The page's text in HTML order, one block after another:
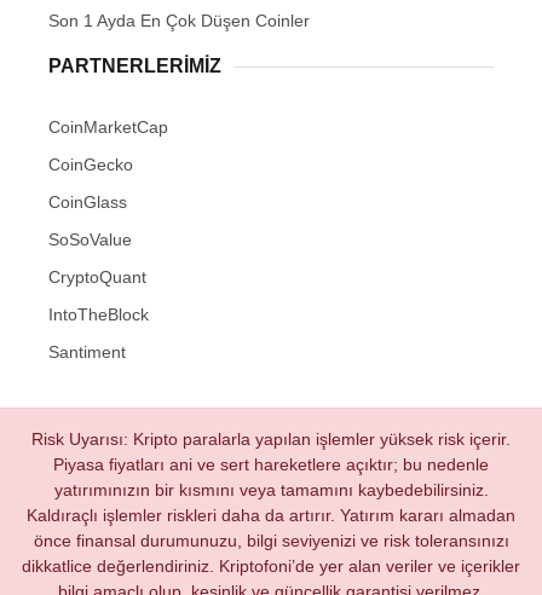
Son 1 Ayda En Çok Düşen Coinler
PARTNERLERIMIZ
CoinMarketCap
CoinGecko
CoinGlass
SoSoValue
CryptoQuant
IntoTheBlock
Santiment
Risk Uyarısı: Kripto paralarla yapılan işlemler yüksek risk içerir.
Piyasa fiyatları ani ve sert hareketlere açıktır; bu nedenle
yatırımınızın bir kısmını veya tamamını kaybedebilirsiniz.
Kaldıraçlı işlemler riskleri daha da artırır. Yatırım kararı almadan
önce finansal durumunuzu, bilgi seviyenizi ve risk toleransınızı
dikkatlice değerlendiriniz. Kriptofoni’de yer alan veriler ve içerikler